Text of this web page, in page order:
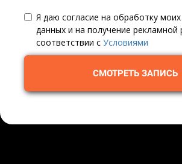
Я даю согласие на обработку
данных и на получение рекламной
соответствии с Условиями
СМОТРЕТЬ ЗАПИСЬ